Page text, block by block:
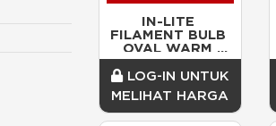
IN-LITE
FILAMENT BULB
OVAL WARM
CLEAR INFM-
ST64C-4W-WW
4w
LOG-IN UNTUK
MELIHAT HARGA